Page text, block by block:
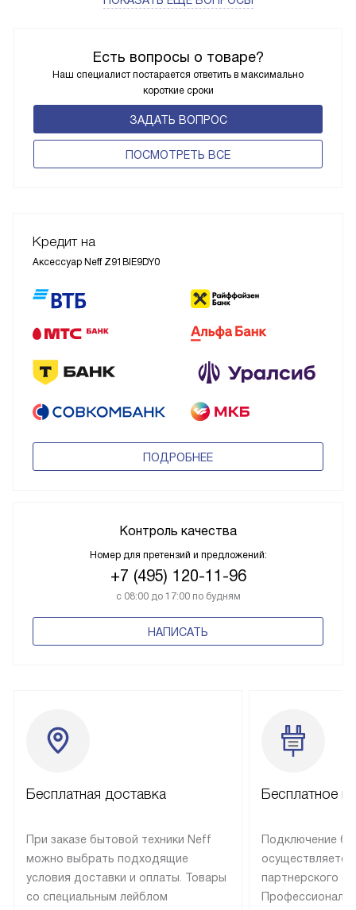
Есть вопросы о товаре?
Наш специалист постарается ответить в максимально
короткие сроки
ЗАДАТЬ ВОПРОС
ПОCМОТРЕТЬ ВСЕ
Кредит на
Аксессуар Neff Z91BIE9DY0
ПОДРОБНЕЕ
Контроль качества
Номер для претензий и предложений:
+7 (495) 120-11-96
с 08:00 до 17:00 по будням
НАПИСАТЬ
Бесплатная доставка
При заказе бытовой техники Neff
можно выбрать подходящие
условия доставки и оплаты. Товары
со специальным лейблом
Бесплатное
Подключение
партнерского